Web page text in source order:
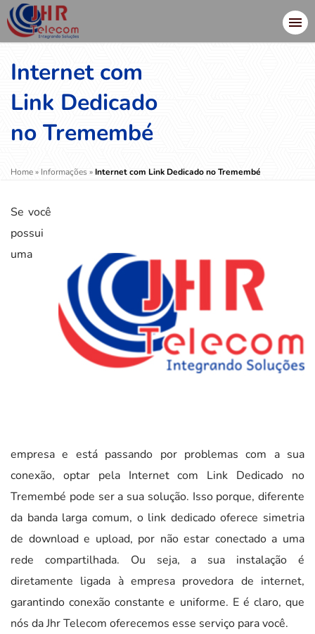
Internet com
Link Dedicado
no Tremembé
Home» Informações » Internet com Link Dedicado no Tremembé
Se você
possui
uma
empresa e está passando por problemas com a sua
conexão, optar pela Internet com Link Dedicado no
Tremembé pode ser a sua solução. Isso porque, diferente
da banda larga comum, o link dedicado oferece simetria
de download e upload, por não estar conectado a uma
rede compartilhada. Ou seja, a sua instalação é
diretamente ligada à empresa provedora de internet,
garantindo conexão constante e uniforme. E é claro, que
nós da Jhr Telecom oferecemos esse serviço para você.